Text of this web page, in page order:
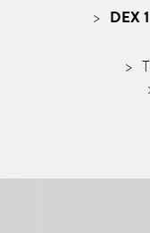
DEX